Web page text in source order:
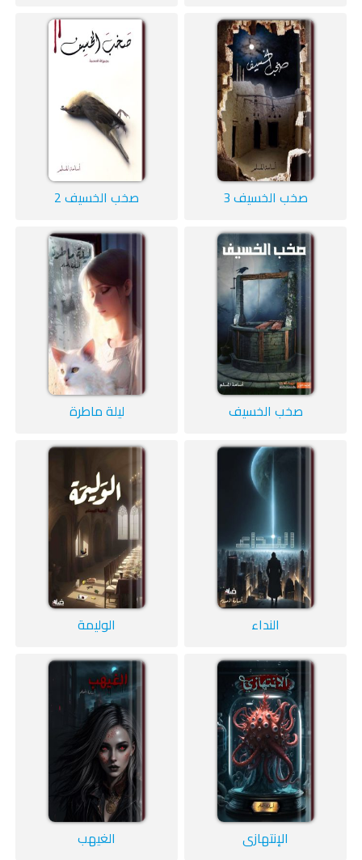
صخب الخسيف 3 صخب الخسيف 2
صخب الخسيف ليلة ماطرة
النداء الوليمة
الإنتهازي الغيهب